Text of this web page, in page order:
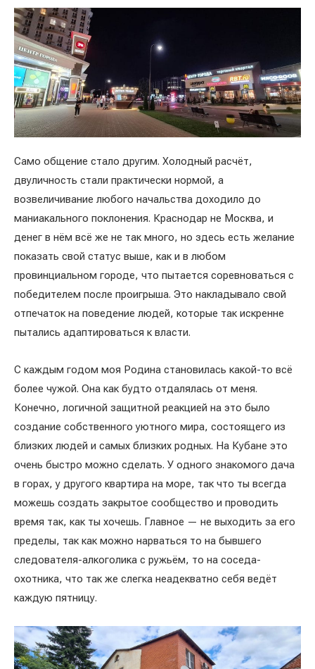
Само общение стало другим. Холодный расчёт,
двуличность стали практически нормой, а
возвеличивание любого начальства доходило до
маниакального поклонения. Краснодар не Москва, и
денег в нём всё же не так много, но здесь есть желание
показать свой статус выше, как и в любом
провинциальном городе, что пытается соревноваться с
победителем после проигрыша. Это накладывало свой
отпечаток на поведение людей, которые так искренне
пытались адаптироваться к власти.
С каждым годом моя Родина становилась какой-то всё
более чужой. Она как будто отдалялась от меня.
Конечно, логичной защитной реакцией на это было
создание собственного уютного мира, состоящего из
близких людей и самых близких родных. На Кубане это
очень быстро можно сделать. У одного знакомого дача
в горах, у другого квартира на море, так что ты всегда
можешь создать закрытое сообщество и проводить
время так, как ты хочешь. Главное — не выходить за его
пределы, так как можно нарваться то на бывшего
следователя-алкоголика с ружьём, то на соседа-
охотника, что так же слегка неадекватно себя ведёт
каждую пятницу.